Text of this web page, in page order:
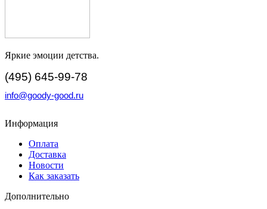
Яркие эмоции детства.
(495) 645-99-78
info@goody-good.ru
Информация
Оплата
Доставка
Новости
Как заказать
Дополнительно